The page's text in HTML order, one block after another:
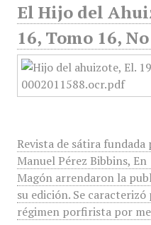
El Hijo del
16, Tomo 16,
Revista de sátira
Manuel Pérez Bibbins,
Magón arrendaron la
su edición. Se
régimen porfirista por